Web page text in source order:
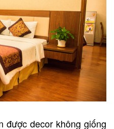
được decor không giống